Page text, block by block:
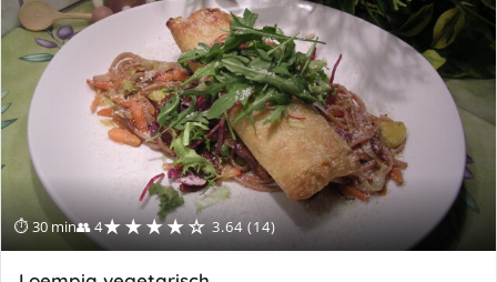
⏱ 30 min👥 4★★★★☆ 3.64 (14)